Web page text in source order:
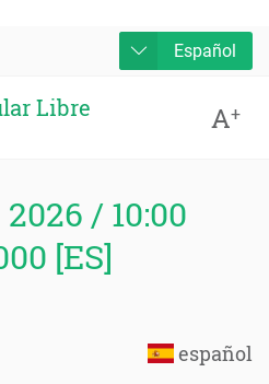
Español
Libre A+
/ 10:00
[ES]
español